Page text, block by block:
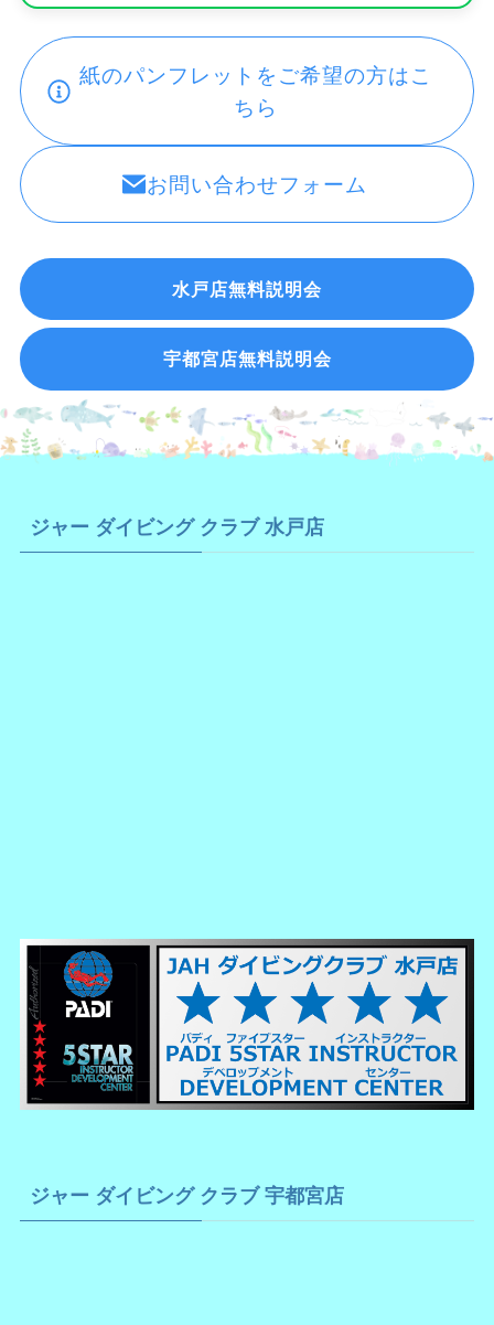
紙のパンフレットをご希望の方はこ
ちら
お問い合わせフォーム
水戸店無料説明会
宇都宮店無料説明会
ジャー ダイビング クラブ 水戸店
ジャー ダイビング クラブ 宇都宮店